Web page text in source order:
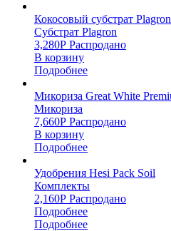
Кокосовый субстрат
Субстрат Plagron
3,280Р Распродано
В корзину
Подробнее
Микориза Great White
Микориза
7,660Р Распродано
В корзину
Подробнее
Удобрения Hesi Pack Soil
Комплекты
2,160Р Распродано
Подробнее
Подробнее